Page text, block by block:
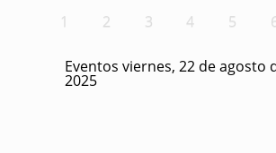
1
2 3 4 5
Eventos viernes, 22 de agosto
2025